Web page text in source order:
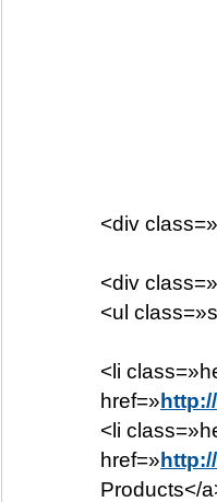
<div
<div
<ul
<li
href=»
<li
href=»
Products</